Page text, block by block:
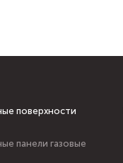
поверхности
панели газовые